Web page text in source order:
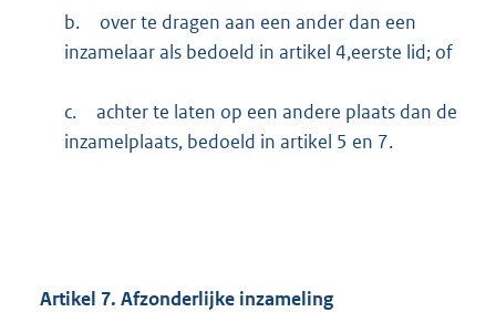
b.
over te dragen aan een ander dan een
inzamelaar als bedoeld in artikel 4,eerste lid; of
c.
achter te laten op een andere plaats dan de
inzamelplaats, bedoeld in artikel 5 en 7.
Artikel 7. Afzonderlijke inzameling